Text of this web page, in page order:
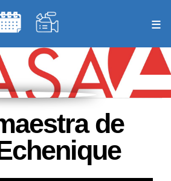
al
principal
de